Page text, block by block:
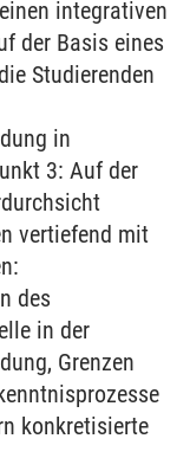
integrativen
der Basis eines
Studierenden
in
3: Auf der
vertiefend mit
des
in der
Grenzen
konkretisierte